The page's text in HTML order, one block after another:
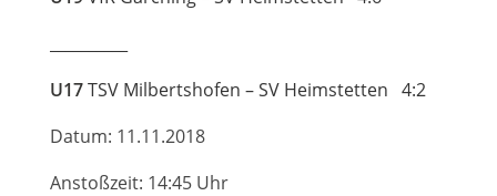
U17TSV Milbertshofen – SV Heimstetten 4:2
Datum: 11.11.2018
Anstoßzeit: 14:45 Uhr